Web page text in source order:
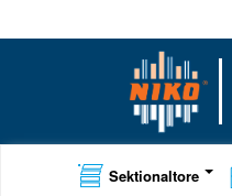
Sektionaltore